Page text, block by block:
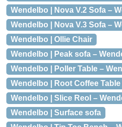
Wendelbo | Nova V.2 Sofa –
Wendelbo | Nova V.3 Sofa –
Wendelbo | Ollie Chair
Wendelbo | Peak sofa –
Wendelbo | Poller Table –
Wendelbo | Root Coffee
Wendelbo | Slice Reol –
Wendelbo | Surface sofa